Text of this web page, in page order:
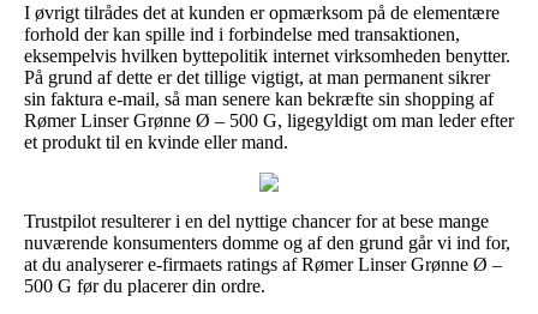
I øvrigt tilrådes det at kunden er opmærksom på de elementære
forhold der kan spille ind i forbindelse med transaktionen,
eksempelvis hvilken byttepolitik internet virksomheden benytter.
På grund af dette er det tillige vigtigt, at man permanent sikrer
sin faktura e-mail, så man senere kan bekræfte sin shopping af
Rømer Linser Grønne Ø – 500 G, ligegyldigt om man leder efter
et produkt til en kvinde eller mand.
Trustpilot resulterer i en del nyttige chancer for at bese mange
nuværende konsumenters domme og af den grund går vi ind for,
at du analyserer e-firmaets ratings af Rømer Linser Grønne Ø –
500 G før du placerer din ordre.